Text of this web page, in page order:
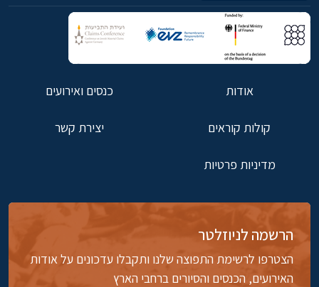
אודות כנסים ואירועים
קולות קוראים יצירת קשר
מדיניות פרטיות
הרשמה לניוזלטר
הצטרפו לרשימת התפוצה שלנו ותקבלו עדכונים על אודות
האירועים, הכנסים והסיורים ברחבי הארץ